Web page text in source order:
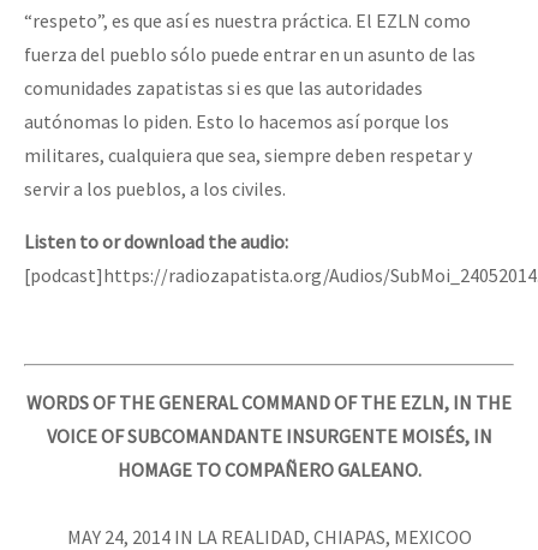
“respeto”, es que así es nuestra práctica. El EZLN como
fuerza del pueblo sólo puede entrar en un asunto de las
comunidades zapatistas si es que las autoridades
autónomas lo piden. Esto lo hacemos así porque los
militares, cualquiera que sea, siempre deben respetar y
servir a los pueblos, a los civiles.
Listen to or download the audio:
[podcast]https://radiozapatista.org/Audios/
WORDS OF THE GENERAL COMMAND OF THE EZLN, IN THE
VOICE OF SUBCOMANDANTE INSURGENTE MOISÉS, IN
HOMAGE TO COMPAÑERO GALEANO.
MAY 24, 2014 IN LA REALIDAD, CHIAPAS, MEXICOO